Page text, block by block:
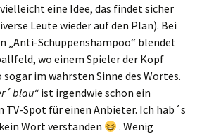
eine Idee, das findet sicher
Leute wieder auf den Plan). Bei
„Anti-Schuppenshampoo“ blendet
wo einem Spieler der Kopf
im wahrsten Sinne des Wortes.
blau“ ist irgendwie schon ein
TV-Spot für einen Anbieter. Ich hab´s
Wort verstanden
. Wenig